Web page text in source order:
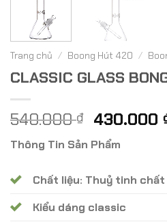
Trang chủ / Boong Hút 420 /
CLASSIC GLASS
540.000₫ Giá
gốc
là:
430.000
Thông Tin Sản Phẩm
Chất liệu: Thuỷ tinh
Kiểu dáng classic